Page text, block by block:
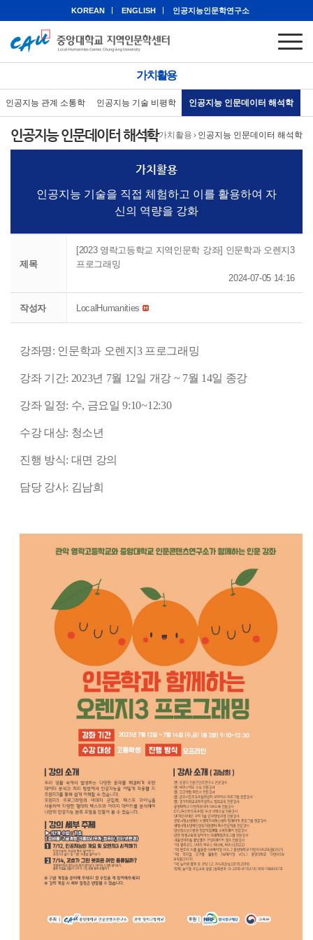
KOREAN ENGLISH 인공지능인문학연구소
가치활용
인공지능 관계 소통학 인공지능 기술 비평학 인공지능 인문데이터 해석학
홈›가치활용 › 인공지능 인문데이터 해석학
인공지능 인문데이터 해석학
가치활용
인공지능 기술을 직접 체험하고 이를 활용하여 자
신의 역량을 강화
제목
[2023 영락고등학교 지역인문학 강좌] 인문학과 오렌지3
프로그래밍
2024-07-05 14:16
작성자 LocalHumanities
강좌명: 인문학과 오렌지3 프로그래밍
강좌 기간: 2023년 7월 12일 개강 ~ 7월 14일 종강
강좌 일정: 수, 금요일 9:10~12:30
수강 대상: 청소년
진행 방식: 대면 강의
담당 강사: 김남희